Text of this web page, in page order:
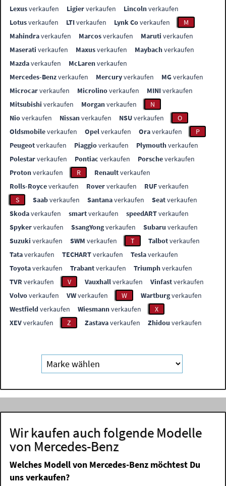
Lexusverkaufen Ligierverkaufen Lincolnverkaufen
Lotusverkaufen LTIverkaufen Lynk Coverkaufen
M
Mahindraverkaufen Marcosverkaufen Maruti verkaufen
Maserati verkaufen Maxusverkaufen Maybachverkaufen
Mazdaverkaufen McLarenverkaufen
Mercedes-Benzverkaufen Mercuryverkaufen MGverkaufen
Microcarverkaufen Microlinoverkaufen MINIverkaufen
Mitsubishi verkaufen Morganverkaufen
N
Nioverkaufen Nissanverkaufen NSUverkaufen
O
Oldsmobileverkaufen Opelverkaufen Oraverkaufen
P
Peugeotverkaufen Piaggioverkaufen Plymouthverkaufen
Polestarverkaufen Pontiac verkaufen Porscheverkaufen
Protonverkaufen R Renaultverkaufen
Rolls-Royceverkaufen Roververkaufen RUFverkaufen
S
Saabverkaufen Santanaverkaufen Seatverkaufen
Skodaverkaufen smartverkaufen speedARTverkaufen
Spykerverkaufen SsangYongverkaufen Subaru verkaufen
Suzuki verkaufen SWM verkaufen T Talbotverkaufen
Tataverkaufen TECHARTverkaufen Teslaverkaufen
Toyotaverkaufen Trabantverkaufen Triumphverkaufen
TVR verkaufen V Vauxhallverkaufen Vinfastverkaufen
Volvoverkaufen VWverkaufen W Wartburgverkaufen
Westfieldverkaufen Wiesmannverkaufen
X
XEVverkaufen Z Zastavaverkaufen Zhidou verkaufen
Wir kaufen auch folgende Modelle
von Mercedes-Benz
Welches Modell von Mercedes-Benz möchtest Du
uns verkaufen?